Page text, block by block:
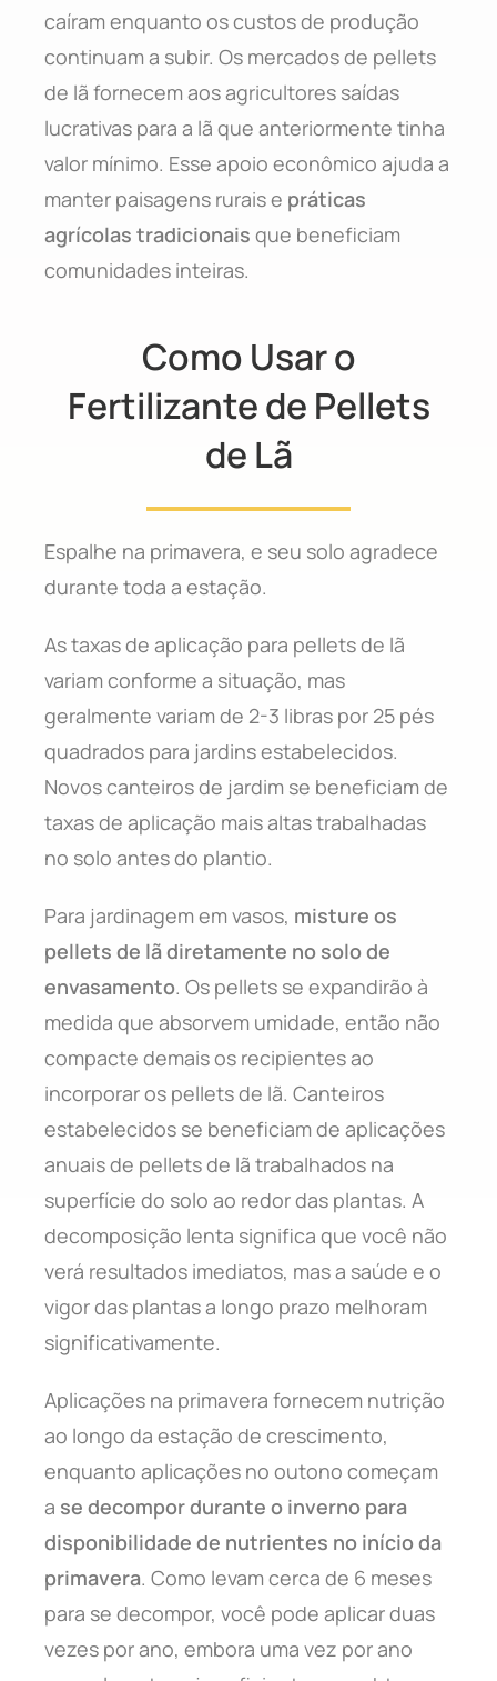
caíram enquanto os custos de produção
continuam a subir. Os mercados de pellets
de lã fornecem aos agricultores saídas
lucrativas para a lã que anteriormente tinha
valor mínimo. Esse apoio econômico ajuda a
manter paisagens rurais e práticas
agrícolas tradicionais que beneficiam
comunidades inteiras.
Como Usar o
Fertilizante de Pellets
de Lã
Espalhe na primavera, e seu solo agradece
durante toda a estação.
As taxas de aplicação para pellets de lã
variam conforme a situação, mas
geralmente variam de 2-3 libras por 25 pés
quadrados para jardins estabelecidos.
Novos canteiros de jardim se beneficiam de
taxas de aplicação mais altas trabalhadas
no solo antes do plantio.
Para jardinagem em vasos, misture os
pellets de lã diretamente no solo de
envasamento. Os pellets se expandirão à
medida que absorvem umidade, então não
compacte demais os recipientes ao
incorporar os pellets de lã. Canteiros
estabelecidos se beneficiam de aplicações
anuais de pellets de lã trabalhados na
superfície do solo ao redor das plantas. A
decomposição lenta significa que você não
verá resultados imediatos, mas a saúde e o
vigor das plantas a longo prazo melhoram
significativamente.
Aplicações na primavera fornecem nutrição
ao longo da estação de crescimento,
enquanto aplicações no outono começam
a se decompor durante o inverno para
disponibilidade de nutrientes no início da
primavera. Como levam cerca de 6 meses
para se decompor, você pode aplicar duas
vezes por ano, embora uma vez por ano